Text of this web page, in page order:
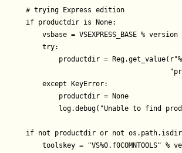
    # trying Express edition
    if productdir is None:
        vsbase = VSEXPRESS_BASE % version
        try:
productdir =
        except KeyError:
            productdir = None
log.debug("Unable to find
if not productdir or not
toolskey = "VS%0.f0COMNTOOLS" %